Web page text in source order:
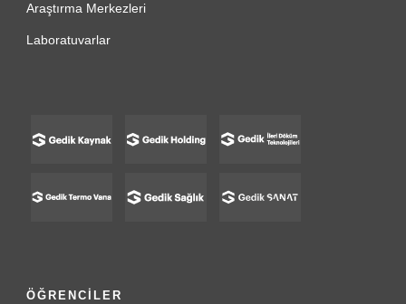
Araştırma Merkezleri
Laboratuvarlar
ÖĞRENCİLER